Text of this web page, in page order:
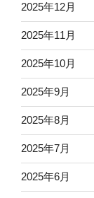
2025年12月
2025年11月
2025年10月
2025年9月
2025年8月
2025年7月
2025年6月